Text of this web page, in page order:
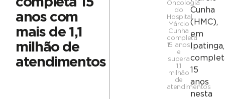
anos com
mais de 1,1
milhão de
atendimentos
Oncologia
do
Hospital
Márcio
Cunha
completa
15 anos
e
supera
1,1
milhão
de
atendimentos
Cunha
(HMC),
em
Ipatinga,
15
anos
nesta